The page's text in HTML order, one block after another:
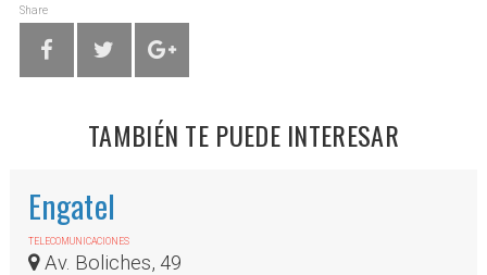
Share
TAMBIÉN TE PUEDE INTERESAR
Engatel
TELECOMUNICACIONES
Av. Boliches, 49